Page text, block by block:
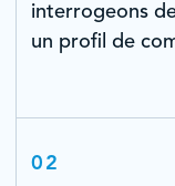
interrogeons
un profil de
02